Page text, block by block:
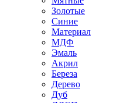
Золотые
Синие
Материал
МДФ
Эмаль
Акрил
Береза
Дерево
Дуб